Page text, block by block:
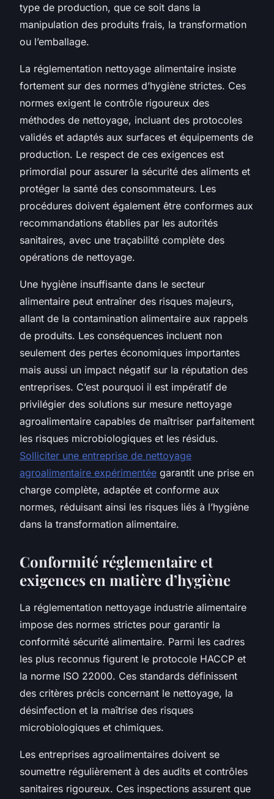
type de production, que ce soit dans la
manipulation des produits frais, la transformation
ou l’emballage.
La réglementation nettoyage alimentaire insiste
fortement sur des normes d’hygiène strictes. Ces
normes exigent le contrôle rigoureux des
méthodes de nettoyage, incluant des protocoles
validés et adaptés aux surfaces et équipements de
production. Le respect de ces exigences est
primordial pour assurer la sécurité des aliments et
protéger la santé des consommateurs. Les
procédures doivent également être conformes aux
recommandations établies par les autorités
sanitaires, avec une traçabilité complète des
opérations de nettoyage.
Une hygiène insuffisante dans le secteur
alimentaire peut entraîner des risques majeurs,
allant de la contamination alimentaire aux rappels
de produits. Les conséquences incluent non
seulement des pertes économiques importantes
mais aussi un impact négatif sur la réputation des
entreprises. C’est pourquoi il est impératif de
privilégier des solutions sur mesure nettoyage
agroalimentaire capables de maîtriser parfaitement
les risques microbiologiques et les résidus.
Solliciter une entreprise de nettoyage
agroalimentaire expérimentée garantit une prise en
charge complète, adaptée et conforme aux
normes, réduisant ainsi les risques liés à l’hygiène
dans la transformation alimentaire.
Conformité réglementaire et
exigences en matière d’hygiène
La réglementation nettoyage industrie alimentaire
impose des normes strictes pour garantir la
conformité sécurité alimentaire. Parmi les cadres
les plus reconnus figurent le protocole HACCP et
la norme ISO 22000. Ces standards définissent
des critères précis concernant le nettoyage, la
désinfection et la maîtrise des risques
microbiologiques et chimiques.
Les entreprises agroalimentaires doivent se
soumettre régulièrement à des audits et contrôles
sanitaires rigoureux. Ces inspections assurent que